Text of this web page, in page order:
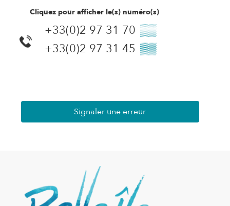
Cliquez pour afficher le(s) numéro(s)
+33(0)2 97 31 70 ▒▒
+33(0)2 97 31 45 ▒▒
Signaler une erreur